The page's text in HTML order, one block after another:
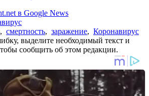
в Google News
, смертность, заражение, Коронавирус
выделите необходимый текст и
сообщить об этом редакции.